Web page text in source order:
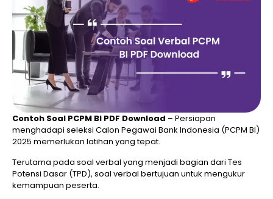
Contoh Soal PCPM BI PDF Download – Persiapan
menghadapi seleksi Calon Pegawai Bank Indonesia (PCPM BI)
2025 memerlukan latihan yang tepat.
Terutama pada soal verbal yang menjadi bagian dari Tes
Potensi Dasar (TPD), soal verbal bertujuan untuk mengukur
kemampuan peserta.